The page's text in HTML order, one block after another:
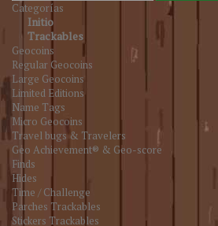
Categorías
Initio
Trackables
Geocoins
Regular Geocoins
Large Geocoins
Limited Editions
Name Tags
Micro Geocoins
Travel bugs & Travelers
Geo Achievement® & Geo-score
Finds
Hides
Time / Challenge
Parches Trackables
Stickers Trackables